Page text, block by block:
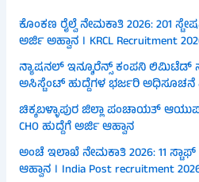
ಕೊಂಕಣ ರೈಲ್ವೆ ನೇಮಕಾತಿ 2026: 201
ಅರ್ಜಿ ಅಹ್ವಾನ । KRCL Recruitment
ನ್ಯಾಷನಲ್ ಇನ್ಶೂರೆನ್ಸ್ ಕಂಪನಿ ಲಿಮಿಟೆಡ್
ಅಸಿಸ್ಟೆಂಟ್ ಹುದ್ದೆಗಳ ಭರ್ಜರಿ ಅಧಿಸೂಚನೆ
ಚಿಕ್ಕಬಳ್ಳಾಪುರ ಜಿಲ್ಲಾ ಪಂಚಾಯತ್
CHO ಹುದ್ದೆಗೆ ಅರ್ಜಿ ಆಹ್ವಾನ
ಅಂಚೆ ಇಲಾಖೆ ನೇಮಕಾತಿ 2026: 11
ಆಹ್ವಾನ । India Post recruitment